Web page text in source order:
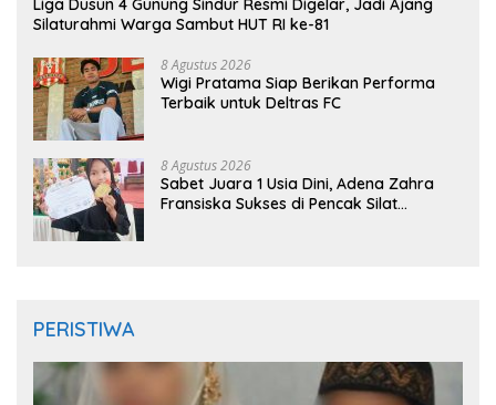
Liga Dusun 4 Gunung Sindur Resmi Digelar, Jadi Ajang
Silaturahmi Warga Sambut HUT RI ke-81
8 Agustus 2026
Wigi Pratama Siap Berikan Performa
Terbaik untuk Deltras FC
8 Agustus 2026
Sabet Juara 1 Usia Dini, Adena Zahra
Fransiska Sukses di Pencak Silat
PERISTIWA